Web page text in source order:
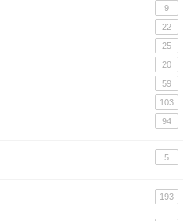
9
22
25
20
59
103
94
5
193